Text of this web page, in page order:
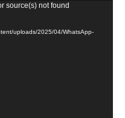
source(s) not found
uploads/2025/04/WhatsApp-